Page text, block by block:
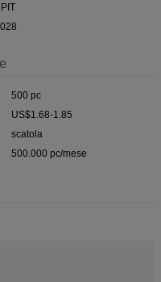
500 pc
US$1.68-1.85
scatola
500.000 pc/mese